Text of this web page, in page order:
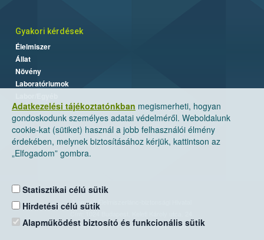
Adatkezelési tájékoztatónkban megismerheti, hogyan
gondoskodunk személyes adatai védelméről. Weboldalunk
cookie-kat (sütiket) használ a jobb felhasználói élmény
érdekében, melynek biztosításához kérjük, kattintson az
„Elfogadom” gombra.
Statisztikai célú sütik
Hirdetési célú sütik
Alapműködést biztosító és funkcionális sütik
Gyakori kérdések
Élelmiszer
Állat
Növény
Laboratóriumok
Nemzeti Élelmiszerlánc-biztonsági Hivatal
Levelezési cím: 1525 Budapest. Pf. 30.